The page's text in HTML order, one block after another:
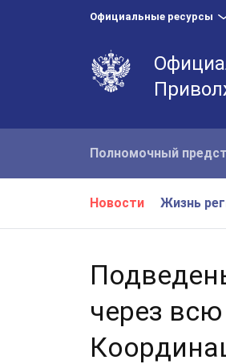
Официальные ресурсы
Полномочный
Новости Жизнь
через